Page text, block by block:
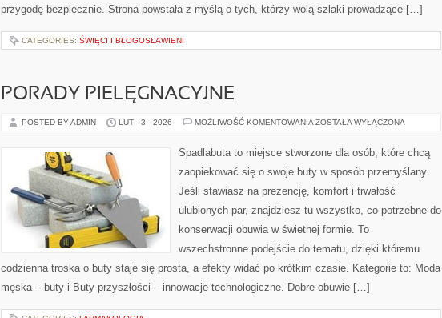
przygodę bezpiecznie. Strona powstała z myślą o tych, którzy wolą szlaki prowadzące […]
CATEGORIES: ŚWIĘCI I BŁOGOSŁAWIENI
PORADY PIELĘGNACYJNE
POSTED BY ADMIN LUT - 3 - 2026 MOŻLIWOŚĆ KOMENTOWANIA PORADY
ZOSTAŁA WYŁĄCZONA
Spadlabuta to miejsce stworzone dla osób, które chcą
zaopiekować się o swoje buty w sposób przemyślany.
Jeśli stawiasz na prezencję, komfort i trwałość
ulubionych par, znajdziesz tu wszystko, co potrzebne do
konserwacji obuwia w świetnej formie. To
wszechstronne podejście do tematu, dzięki któremu
codzienna troska o buty staje się prosta, a efekty widać po krótkim czasie. Kategorie to: Moda
męska – buty i Buty przyszłości – innowacje technologiczne. Dobre obuwie […]